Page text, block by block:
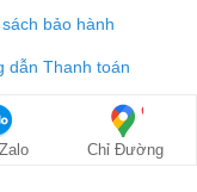
bảo hành
dẫn Thanh toán
desktop
Chỉ Đường